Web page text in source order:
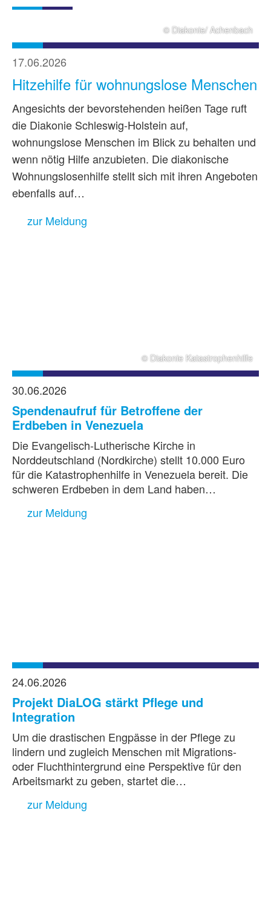
© Diakonie/ Achenbach
17.06.2026
Hitzehilfe für wohnungslose Menschen
Angesichts der bevorstehenden heißen Tage ruft
die Diakonie Schleswig-Holstein auf,
wohnungslose Menschen im Blick zu behalten und
wenn nötig Hilfe anzubieten. Die diakonische
Wohnungslosenhilfe stellt sich mit ihren Angeboten
ebenfalls auf…
zur Meldung
© Diakonie Katastrophenhilfe
30.06.2026
Spendenaufruf für Betroffene der
Erdbeben in Venezuela
Die Evangelisch-Lutherische Kirche in
Norddeutschland (Nordkirche) stellt 10.000 Euro
für die Katastrophenhilfe in Venezuela bereit. Die
schweren Erdbeben in dem Land haben…
zur Meldung
24.06.2026
Projekt DiaLOG stärkt Pflege und
Integration
Um die drastischen Engpässe in der Pflege zu
lindern und zugleich Menschen mit Migrations-
oder Fluchthintergrund eine Perspektive für den
Arbeitsmarkt zu geben, startet die…
zur Meldung